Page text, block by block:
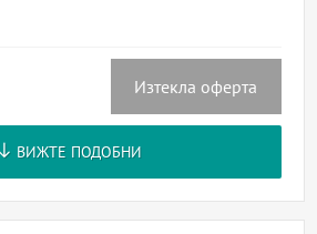
Изтекла оферта
ВИЖТЕ ПОДОБНИ